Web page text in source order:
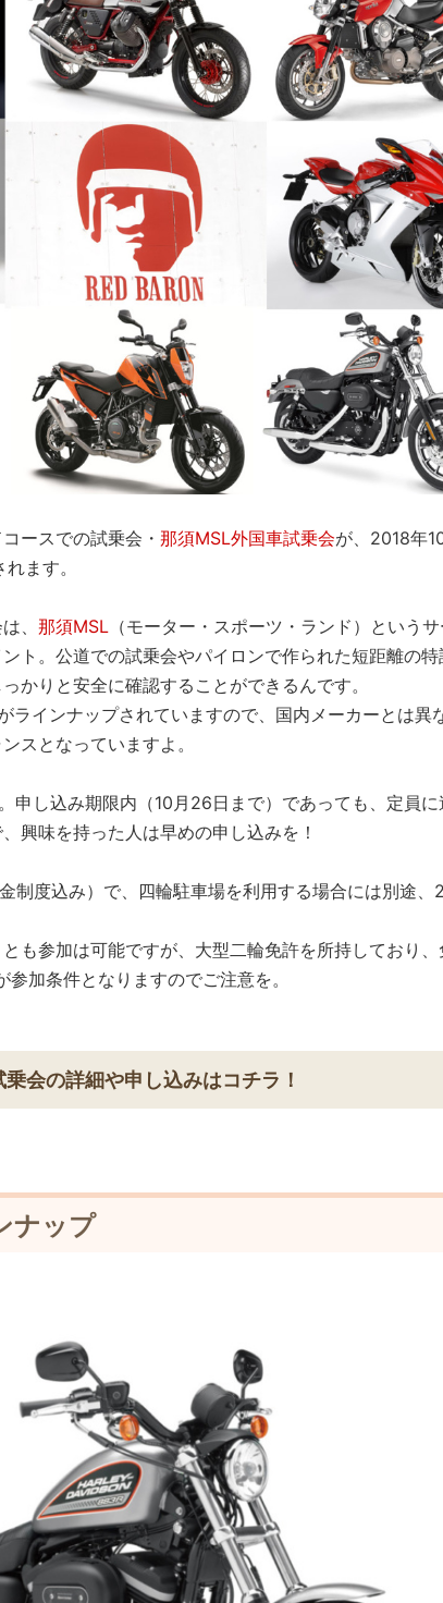
ースでの試乗会・ 那須MSL外国車試乗会が、2018年
ます。
、 那須MSL（モーター・スポーツ・ランド）というサ
ト。公道での試乗会やパイロンで作られた短距離の特
かりと安全に確認することができるんです。
ラインナップされていますので、国内メーカーとは異
スとなっていますよ。
申し込み期限内（10月26日まで）であっても、定員に
興味を持った人は早めの申し込みを！
制度込み）で、四輪駐車場を利用する場合には別途、
も参加は可能ですが、大型二輪免許を所持しており、
加条件となりますのでご注意を。
乗会の詳細や申し込みはコチラ！
ナップ